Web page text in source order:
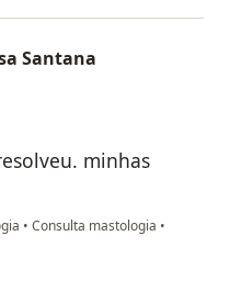
Santana
minhas
• Consulta mastologia •
Sousa Santana